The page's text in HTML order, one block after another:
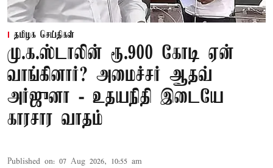
தமிழக செய்திகள்
மு.க.ஸ்டாலின் ரூ.900 கோடி ஏன்
வாங்கினார்? அமைச்சர் ஆதவ்
அர்ஜுனா - உதயநிதி இடையே
காரசார வாதம்
Published on: 07 Aug 2026, 10:55 am